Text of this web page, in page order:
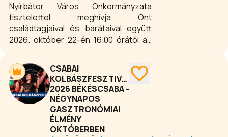
Nyírbátor Város Önkormányzata
tisztelettel meghívja Önt
családtagjaival és barátaival együtt
2026. október 22-én 16.00 órától az
szabadságharc 69. évfordulója
alkalmából rendezett ünnepi
megemlékezésre.
CSABAI
KOLBÁSZFESZTIVÁL
2026 BÉKÉSCSABA -
NÉGYNAPOS
GASZTRONÓMIAI
ÉLMÉNY
OKTÓBERBEN